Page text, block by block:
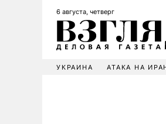
6 августа, четверг
УКРАИНА АТАКА НА